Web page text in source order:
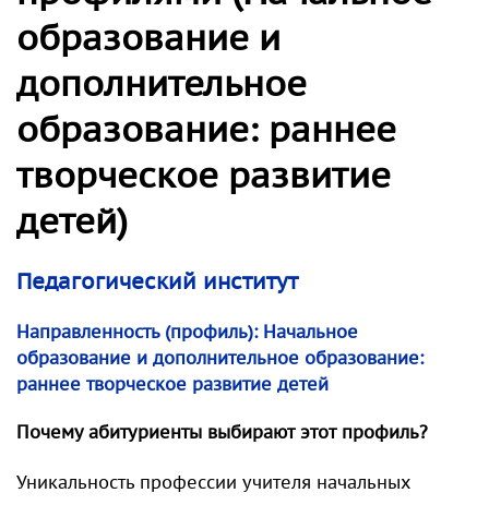
образование и
дополнительное
образование: раннее
творческое развитие
детей)
Педагогический институт
Направленность (профиль): Начальное
образование и дополнительное образование:
раннее творческое развитие детей
Почему абитуриенты выбирают этот профиль?
Уникальность профессии учителя начальных